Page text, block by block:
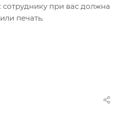
сотруднику при вас должна
печать.